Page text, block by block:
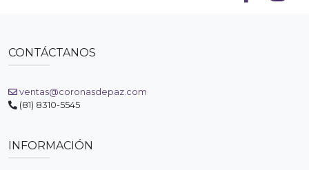
CONTÁCTANOS
ventas@coronasdepaz.com
(81) 8310-5545
INFORMACIÓN